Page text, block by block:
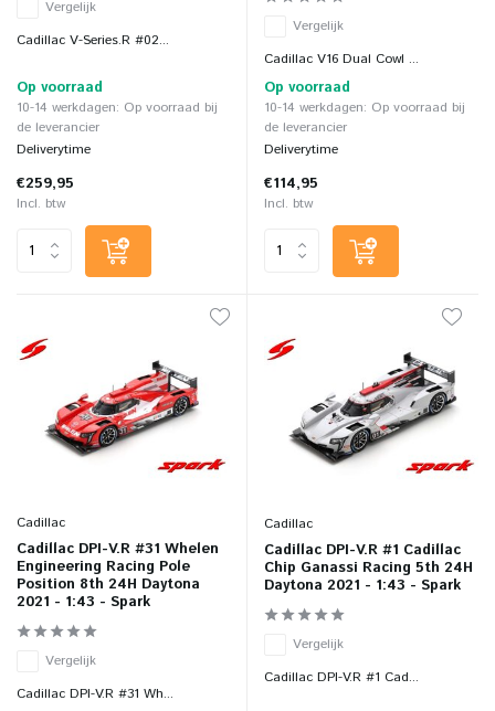
Vergelijk
Cadillac V-Series.R #02...
Op voorraad
10-14 werkdagen: Op voorraad bij
de leverancier
Deliverytime
€259,95
Incl. btw
Vergelijk
Cadillac V16 Dual Cowl ...
Op voorraad
10-14 werkdagen: Op voorraad bij
de leverancier
Deliverytime
€114,95
Incl. btw
Cadillac
Cadillac DPI-V.R #31 Whelen
Engineering Racing Pole
Position 8th 24H Daytona
2021 - 1:43 - Spark
Vergelijk
Cadillac DPI-V.R #31 Wh...
Cadillac
Cadillac DPI-V.R #1 Cadillac
Chip Ganassi Racing 5th 24H
Daytona 2021 - 1:43 - Spark
Vergelijk
Cadillac DPI-V.R #1 Cad...